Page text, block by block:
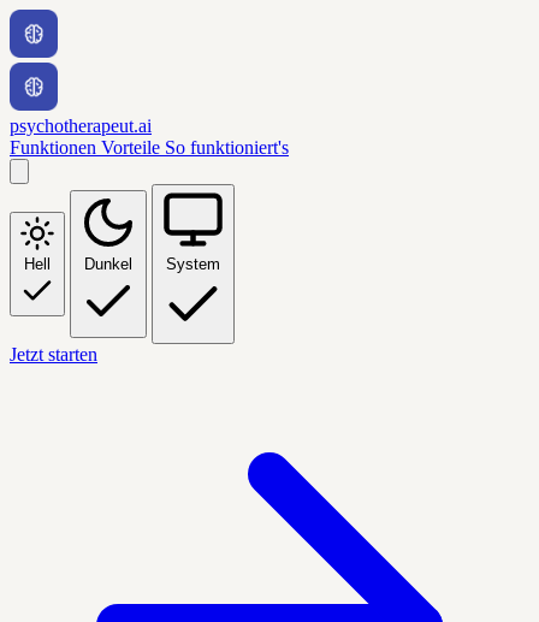
psychotherapeut.ai
Funktionen Vorteile So funktioniert's
Hell Dunkel System
Jetzt starten